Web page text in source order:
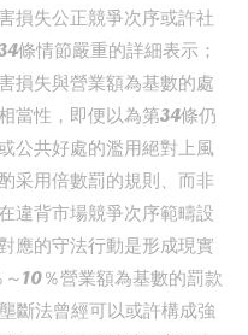
損失公正競爭次序或許社
條情節嚴重的詳細表示；
損失與營業額為基數的處
當性，即便以為第34條仍
公共好處的濫用絕對上風
采用倍數罰的規則、而非
違背市場競爭次序範疇設
應的守法行動是形成現實
10％營業額為基數的罰款
斷法曾經可以或許構成強